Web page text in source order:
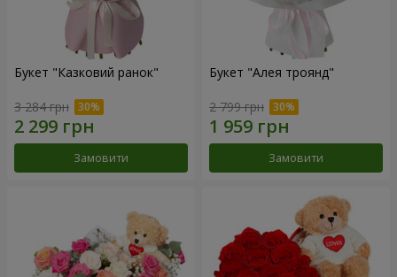
Букет "Казковий ранок"
3 284 грн
Замовити
Букет "Алея троянд"
2 799 грн
Замовити